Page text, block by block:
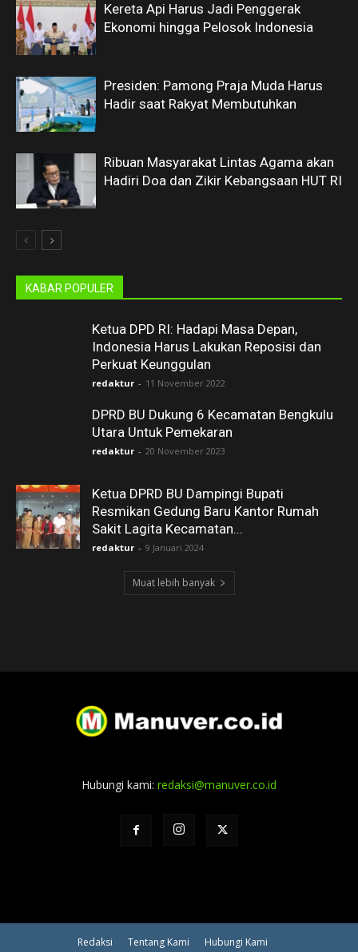
Kereta Api Harus Jadi Penggerak
Ekonomi hingga Pelosok Indonesia
Presiden: Pamong Praja Muda Harus
Hadir saat Rakyat Membutuhkan
Ribuan Masyarakat Lintas Agama akan
Hadiri Doa dan Zikir Kebangsaan HUT RI
KABAR POPULER
Ketua DPD RI: Hadapi Masa Depan,
Indonesia Harus Lakukan Reposisi dan
Perkuat Keunggulan
redaktur - 11 November 2022
DPRD BU Dukung 6 Kecamatan Bengkulu
Utara Untuk Pemekaran
redaktur - 20 November 2023
Ketua DPRD BU Dampingi Bupati
Resmikan Gedung Baru Kantor Rumah
Sakit Lagita Kecamatan...
redaktur - 9 Januari 2024
Muat lebih banyak
Hubungi kami: redaksi@manuver.co.id
Redaksi Tentang Kami
Hubungi Kami